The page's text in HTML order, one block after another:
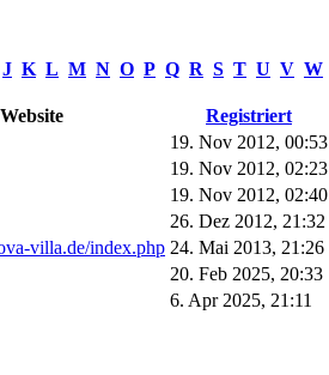
J K L M N O P Q R S T U V W
Website
Registriert
19. Nov 2012, 00:53
19. Nov 2012, 02:23
19. Nov 2012, 02:40
26. Dez 2012, 21:32
villa.de/index.php 24. Mai 2013, 21:26
20. Feb 2025, 20:33
6. Apr 2025, 21:11